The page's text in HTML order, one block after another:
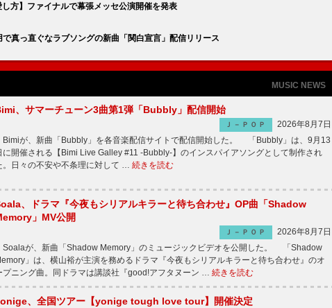
方】ファイナルで幕張メッセ公演開催を発表
真っ直ぐなラブソングの新曲「関白宣言」配信リリース
MUSIC NEWS
、サマーチューン3曲第1弾「Bubbly」配信開始
Ｊ－ＰＯＰ
2026年8月7日
Bimiが、新曲「Bubbly」を各音楽配信サイトで配信開始した。 「Bubbly」は、9月13
に開催される【Bimi Live Galley #11 -Bubbly-】のインスパイアソングとして制作され
。日々の不安や不条理に対して … 続きを読む
、ドラマ『今夜もシリアルキラーと待ち合わせ』OP曲「Shadow
」MV公開
Ｊ－ＰＯＰ
2026年8月7日
Soalaが、新曲「Shadow Memory」のミュージックビデオを公開した。 「Shadow
」は、横山裕が主演を務めるドラマ『今夜もシリアルキラーと待ち合わせ』のオ
プニング曲。同ドラマは講談社『good!アフタヌーン … 続きを読む
、全国ツアー【yonige tough love tour】開催決定